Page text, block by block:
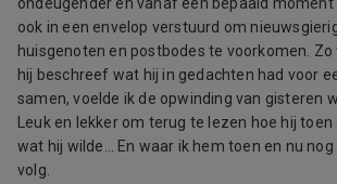
ook in een envelop verstuurd om
huisgenoten en postbodes te voorkomen.
hij beschreef wat hij in gedachten had voor
samen, voelde ik de opwinding van gisteren
Leuk en lekker om terug te lezen hoe hij
wat hij wilde… En waar ik hem toen en nu
volg.